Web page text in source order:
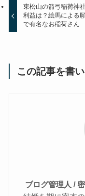
東松山の箭弓稲荷神
利益は？絵馬による
で有名なお稲荷さん
この記事を書
ブログ管理人 /